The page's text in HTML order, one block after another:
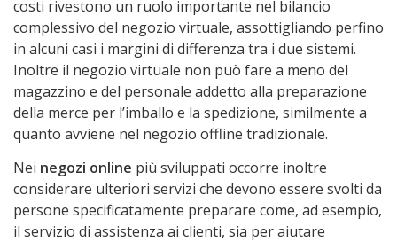
costi rivestono un ruolo importante nel bilancio
complessivo del negozio virtuale, assottigliando perfino
in alcuni casi i margini di differenza tra i due sistemi.
Inoltre il negozio virtuale non può fare a meno del
magazzino e del personale addetto alla preparazione
della merce per l’imballo e la spedizione, similmente a
quanto avviene nel negozio offline tradizionale.
Nei negozi online più sviluppati occorre inoltre
considerare ulteriori servizi che devono essere svolti da
persone specificatamente preparare come, ad esempio,
il servizio di assistenza ai clienti, sia per aiutare